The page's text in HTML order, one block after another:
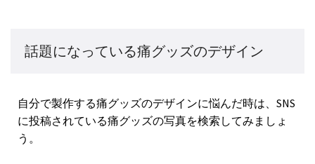
話題になっている痛グッズのデザイン
自分で製作する痛グッズのデザインに悩んだ時は、SNS
に投稿されている痛グッズの写真を検索してみましょ
う。